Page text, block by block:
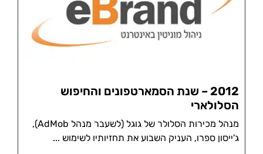
2012 – שנת הסמארטפונים והחיפוש
הסלולארי
מנהל מכירות הסלולר של גוגל (לשעבר מנהל AdMob),
ג'ייסון ספרו, העניק השבוע את תחזיותיו לשימוש